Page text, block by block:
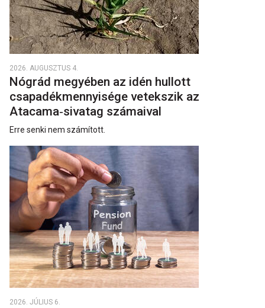
2026. AUGUSZTUS 4.
Nógrád megyében az idén hullott
csapadékmennyisége vetekszik az
Atacama‑sivatag számaival
Erre senki nem számított.
2026. JÚLIUS 6.